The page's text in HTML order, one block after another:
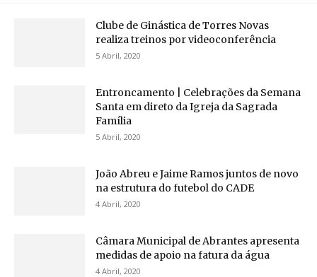
Clube de Ginástica de Torres Novas
realiza treinos por videoconferência
5 Abril, 2020
Entroncamento | Celebrações da Semana
Santa em direto da Igreja da Sagrada
Família
5 Abril, 2020
João Abreu e Jaime Ramos juntos de novo
na estrutura do futebol do CADE
4 Abril, 2020
Câmara Municipal de Abrantes apresenta
medidas de apoio na fatura da água
4 Abril, 2020